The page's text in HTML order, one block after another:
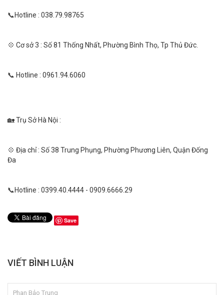
📞Hotline : 038.79.98765
💠 Cơ sở 3 : Số 81 Thống Nhất, Phường Bình Thọ, Tp Thủ Đức.
📞 Hotline : 0961.94.6060
🏡 Trụ Sở Hà Nội :
💠 Địa chỉ : Số 38 Trung Phụng, Phường Phương Liên, Quận Đống
Đa
📞Hotline : 0399.40.4444 - 0909.6666.29
Save
VIẾT BÌNH LUẬN